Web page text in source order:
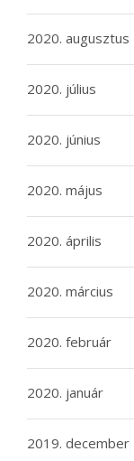
2020. augusztus
2020. július
2020. június
2020. május
2020. április
2020. március
2020. február
2020. január
2019. december